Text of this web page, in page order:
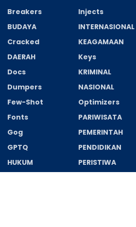
Breakers
BUDAYA
Cracked
DAERAH
Docs
Dumpers
Few-Shot
Fonts
Gog
GPTQ
HUKUM
Injects
INTERNASIONAL
KEAGAMAAN
Keys
KRIMINAL
NASIONAL
Optimizers
PARIWISATA
PEMERINTAH
PENDIDIKAN
PERISTIWA